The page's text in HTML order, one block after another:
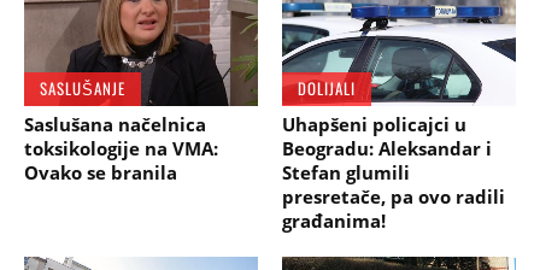
SASLUŠANJE
Saslušana načelnica
toksikologije na VMA:
Ovako se branila
DOLIJALI
Uhapšeni policajci u
Beogradu: Aleksandar i
Stefan glumili
presretače, pa ovo radili
građanima!